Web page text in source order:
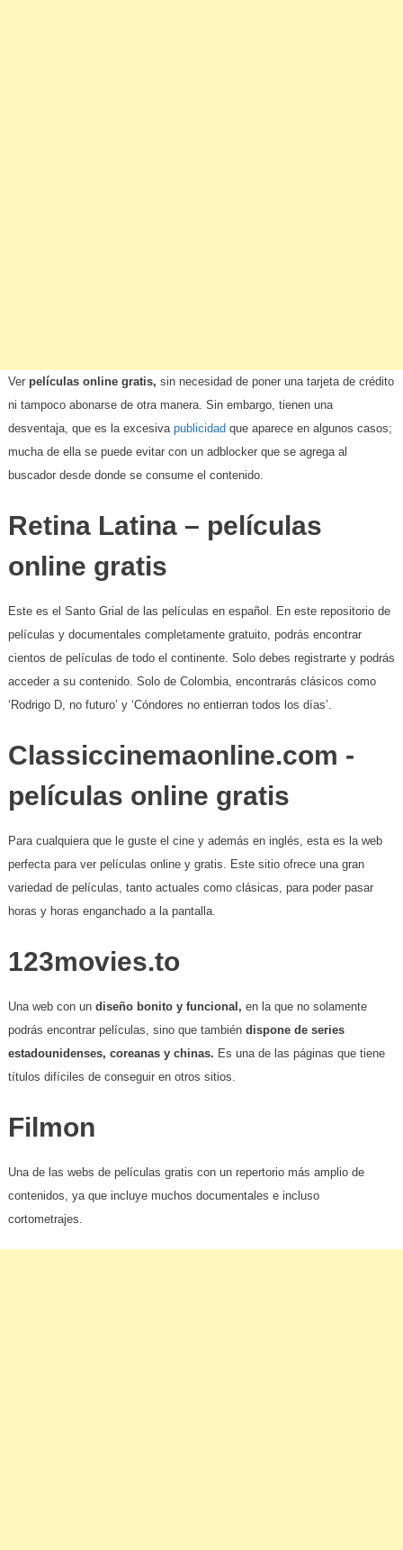
Ver películas online gratis, sin necesidad de poner una tarjeta de crédito
ni tampoco abonarse de otra manera. Sin embargo, tienen una
desventaja, que es la excesiva publicidad que aparece en algunos casos;
mucha de ella se puede evitar con un adblocker que se agrega al
buscador desde donde se consume el contenido.
Retina Latina– películas
online gratis
Este es el Santo Grial de las películas en español. En este repositorio de
películas y documentales completamente gratuito, podrás encontrar
cientos de películas de todo el continente. Solo debes registrarte y podrás
acceder a su contenido. Solo de Colombia, encontrarás clásicos como
‘Rodrigo D, no futuro’ y ‘Cóndores no entierran todos los días’.
Classiccinemaonline.com -
películas online gratis
Para cualquiera que le guste el cine y además en inglés, esta es la web
perfecta para ver películas online y gratis. Este sitio ofrece una gran
variedad de películas, tanto actuales como clásicas, para poder pasar
horas y horas enganchado a la pantalla.
123movies.to
Una web con un diseño bonito y funcional, en la que no solamente
podrás encontrar películas, sino que también dispone de series
estadounidenses, coreanas y chinas. Es una de las páginas que tiene
títulos difíciles de conseguir en otros sitios.
Filmon
Una de las webs de películas gratis con un repertorio más amplio de
contenidos, ya que incluye muchos documentales e incluso
cortometrajes.